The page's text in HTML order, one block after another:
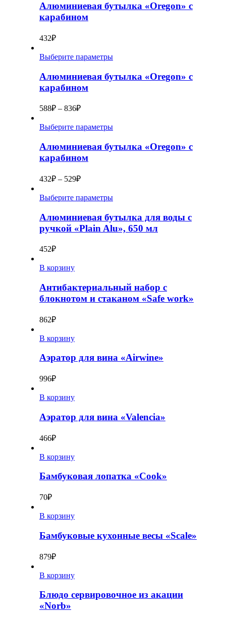
Алюминиевая бутылка «Oregon» с
карабином
432₽
Выберите параметры
Алюминиевая бутылка «Oregon» с
карабином
588₽ – 836₽
Выберите параметры
Алюминиевая бутылка «Oregon» с
карабином
432₽ – 529₽
Выберите параметры
Алюминиевая бутылка для воды с
ручкой «Plain Alu», 650 мл
452₽
В корзину
Антибактериальный набор с
блокнотом и стаканом «Safe work»
862₽
В корзину
Аэратор для вина «Airwine»
996₽
В корзину
Аэратор для вина «Valencia»
466₽
В корзину
Бамбуковая лопатка «Cook»
70₽
В корзину
Бамбуковые кухонные весы «Scale»
879₽
В корзину
Блюдо сервировочное из акации
«Norb»